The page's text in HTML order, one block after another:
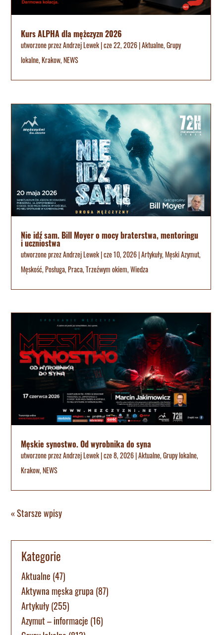
Kurs ALPHA dla mężczyzn 2026
utworzone przezAndrzej Lewek|cze 22, 2026|Aktualne,Grupy
lokalne,Krakow,NEWS
Nie idź sam. Bill Moyer o mocy braterstwa, mentoringu
i uczniostwa
utworzone przezAndrzej Lewek|cze 10, 2026|Artykuły,Męski Azymut,
Męskość,Posługa,Praca,Trzeźwym okiem,Wiedza
Męskie synostwo. Od wyrobnika do syna
utworzone przezAndrzej Lewek|cze 8, 2026|Aktualne,Grupy lokalne,
Krakow,NEWS
« Starsze wpisy
Kategorie
Aktualne (47)
Aktywna męska grupa (87)
Artykuły(255)
Azymut – informacje (16)